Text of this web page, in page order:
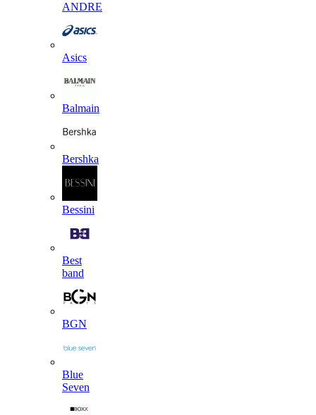
ANDRE
Asics
Balmain
Bershka
Bessini
Best
band
BGN
Blue
Seven